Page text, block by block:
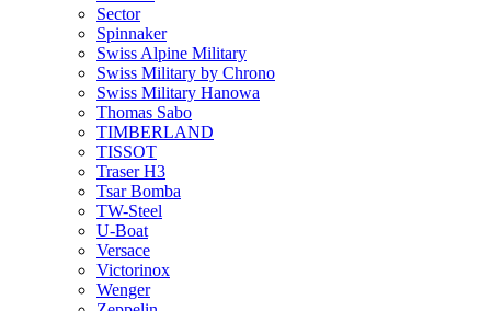
Sector
Spinnaker
Swiss Alpine Military
Swiss Military by Chrono
Swiss Military Hanowa
Thomas Sabo
TIMBERLAND
TISSOT
Traser H3
Tsar Bomba
TW-Steel
U-Boat
Versace
Victorinox
Wenger